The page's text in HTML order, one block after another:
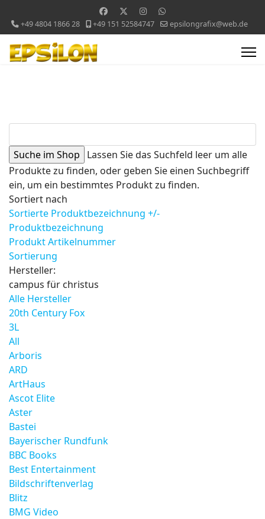
+49 4804 1866 28 +49 151 52584747 epsilongrafix@web.de
Lassen Sie das Suchfeld leer um alle
Produkte zu finden, oder geben Sie einen Suchbegriff
ein, um ein bestimmtes Produkt zu finden.
Sortiert nach
Sortierte Produktbezeichnung +/-
Produktbezeichnung
Produkt Artikelnummer
Sortierung
Hersteller:
campus für christus
Alle Hersteller
20th Century Fox
3L
All
Arboris
ARD
ArtHaus
Ascot Elite
Aster
Bastei
Bayerischer Rundfunk
BBC Books
Best Entertainment
Bildschriftenverlag
Blitz
BMG Video